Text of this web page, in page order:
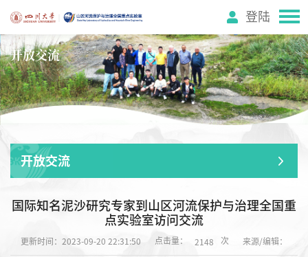
登陆
开放交流
开放交流
国际知名泥沙研究专家到山区河流保护与治理全国重
点实验室访问交流
更新时间：2023-09-20 22:31:50 点击量： 2148 次 来源/编辑：